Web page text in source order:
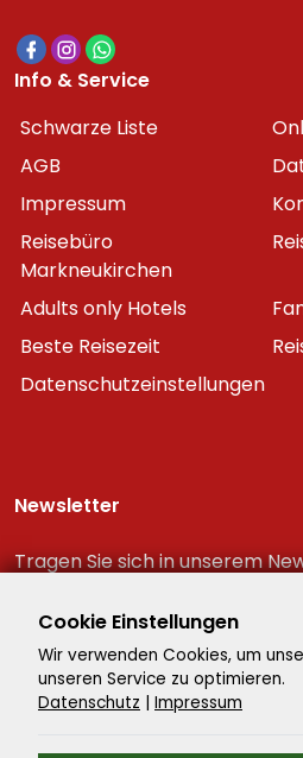
Info & Service
Schwarze Liste
AGB
Impressum
Reisebüro
Markneukirchen
Adults only Hotels
Beste Reisezeit
Datenschutzeinstellungen
Newsletter
Tragen Sie sich in unserem
Reiseschnäppchen!
Cookie Einstellungen
Wir verwenden Cookies, um
unseren Service zu optimieren.
Datenschutz | Impressum